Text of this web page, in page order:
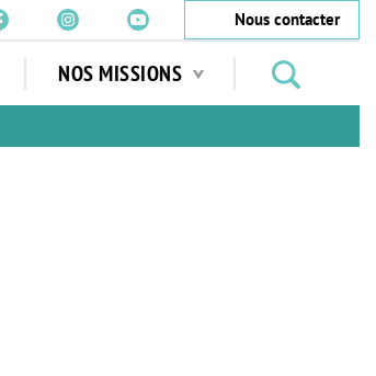
Nous contacter
NOS MISSIONS
jardins